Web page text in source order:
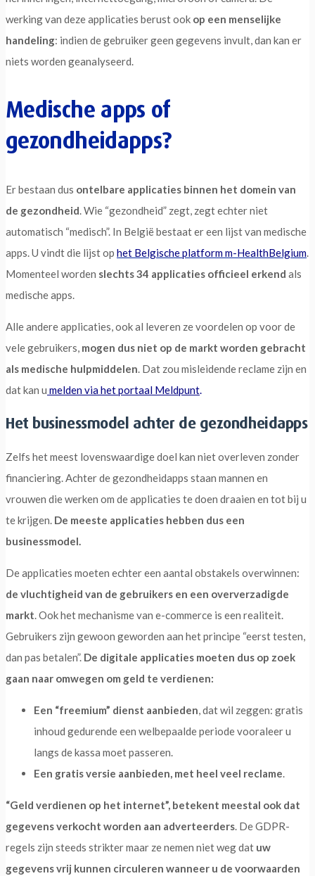
werking van deze applicaties berust ook op een menselijke
handeling: indien de gebruiker geen gegevens invult, dan kan er
niets worden geanalyseerd.
Medische apps of
gezondheidapps?
Er bestaan dus ontelbare applicaties binnen het domein van
de gezondheid. Wie “gezondheid” zegt, zegt echter niet
automatisch “medisch”. In België bestaat er een lijst van medische
apps. U vindt die lijst op het Belgische platform m-HealthBelgium.
Momenteel worden slechts 34 applicaties officieel erkend als
medische apps.
Alle andere applicaties, ook al leveren ze voordelen op voor de
vele gebruikers, mogen dus niet op de markt worden gebracht
als medische hulpmiddelen. Dat zou misleidende reclame zijn en
dat kan u melden via het portaal Meldpunt.
Het businessmodel achter de gezondheidapps
Zelfs het meest lovenswaardige doel kan niet overleven zonder
financiering. Achter de gezondheidapps staan mannen en
vrouwen die werken om de applicaties te doen draaien en tot bij u
te krijgen. De meeste applicaties hebben dus een
businessmodel.
De applicaties moeten echter een aantal obstakels overwinnen:
de vluchtigheid van de gebruikers en een oververzadigde
markt. Ook het mechanisme van e-commerce is een realiteit.
Gebruikers zijn gewoon geworden aan het principe “eerst testen,
dan pas betalen”. De digitale applicaties moeten dus op zoek
gaan naar omwegen om geld te verdienen:
Een “freemium” dienst aanbieden, dat wil zeggen: gratis
inhoud gedurende een welbepaalde periode vooraleer u
langs de kassa moet passeren.
Een gratis versie aanbieden, met heel veel reclame.
“Geld verdienen op het internet”, betekent meestal ook dat
gegevens verkocht worden aan adverteerders. De GDPR-
regels zijn steeds strikter maar ze nemen niet weg dat uw
gegevens vrij kunnen circuleren wanneer u de voorwaarden